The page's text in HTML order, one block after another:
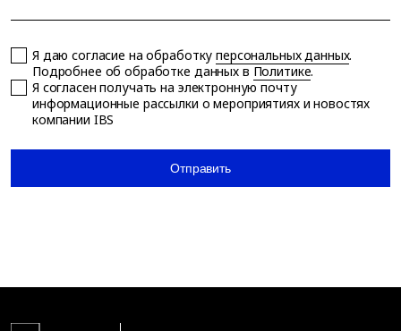
Я даю согласие на обработкуперсональных данных.
Подробнее об обработке данных в Политике.
Я согласен получать на электронную почту
информационные рассылки о мероприятиях и новостях
компании IBS
Отправить